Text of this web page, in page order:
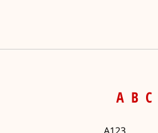
A B C